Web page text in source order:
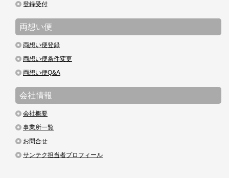
登録受付
両想い便
両想い便登録
両想い便条件変更
両想い便Q&A
会社情報
会社概要
事業所一覧
お問合せ
サンテク担当者プロフィール